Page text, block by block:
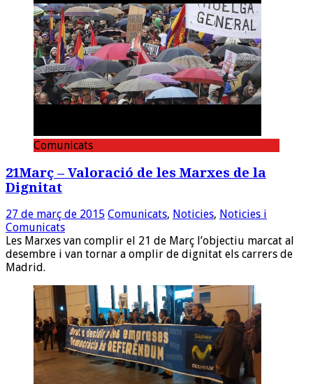
Comunicats
21Març – Valoració de les Marxes de la
Dignitat
27 de març de 2015 Comunicats, Noticies, Noticies i
Comunicats
Les Marxes van complir el 21 de Març l’objectiu marcat al
desembre i van tornar a omplir de dignitat els carrers de
Madrid.